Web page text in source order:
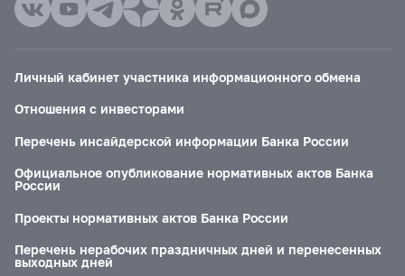
Личный кабинет участника информационного обмена
Отношения с инвесторами
Перечень инсайдерской информации Банка России
Официальное опубликование нормативных актов Банка
России
Проекты нормативных актов Банка России
Перечень нерабочих праздничных дней и перенесенных
выходных дней